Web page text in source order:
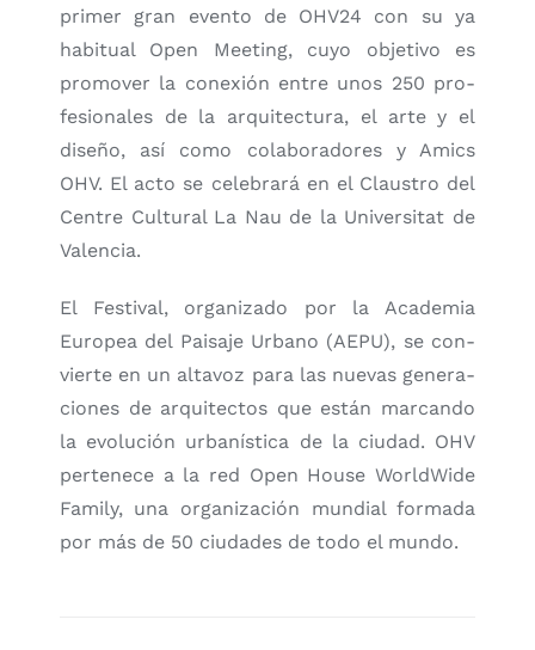
pri­mer gran even­to de OHV24 con su ya
habi­tual Open Mee­ting, cuyo obje­ti­vo es
pro­mo­ver la cone­xión entre unos 250 pro­
fe­sio­na­les de la arqui­tec­tu­ra, el arte y el
dise­ño, así como cola­bo­ra­do­res y Amics
OHV. El acto se cele­bra­rá en el Claus­tro del
Cen­tre Cul­tu­ral La Nau de la Uni­ver­si­tat de
Valen­cia.
El Fes­ti­val, orga­ni­za­do por la Aca­de­mia
Euro­pea del Pai­sa­je Urbano (AEPU), se con­
vier­te en un alta­voz para las nue­vas gene­ra­
cio­nes de arqui­tec­tos que están mar­can­do
la evo­lu­ción urba­nís­ti­ca de la ciu­dad. OHV
per­te­ne­ce a la red Open Hou­se World­Wi­de
Family, una orga­ni­za­ción mun­dial for­ma­da
por más de 50 ciu­da­des de todo el mun­do.